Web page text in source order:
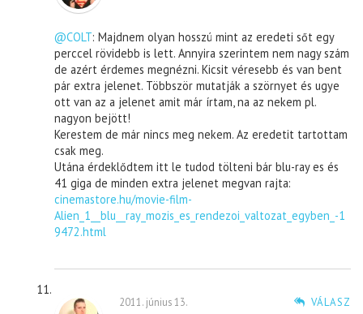
@COLT: Majdnem olyan hosszú mint az eredeti sőt egy
perccel rövidebb is lett. Annyira szerintem nem nagy szám
de azért érdemes megnézni. Kicsit véresebb és van bent
pár extra jelenet. Többször mutatják a szörnyet és ugye
ott van az a jelenet amit már írtam, na az nekem pl.
nagyon bejött!
Kerestem de már nincs meg nekem. Az eredetit tartottam
csak meg.
Utána érdeklődtem itt le tudod tölteni bár blu-ray es és
41 giga de minden extra jelenet megvan rajta:
cinemastore.hu/movie-film-
Alien_1__blu__ray_mozis_es_rendezoi_valtozat_egyben_-1
9472.html
VÁLASZ
2011. június 13.